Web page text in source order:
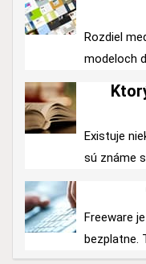
Rozdiel
modeloch
Existuje
sú známe
Freeware
bezplatne.